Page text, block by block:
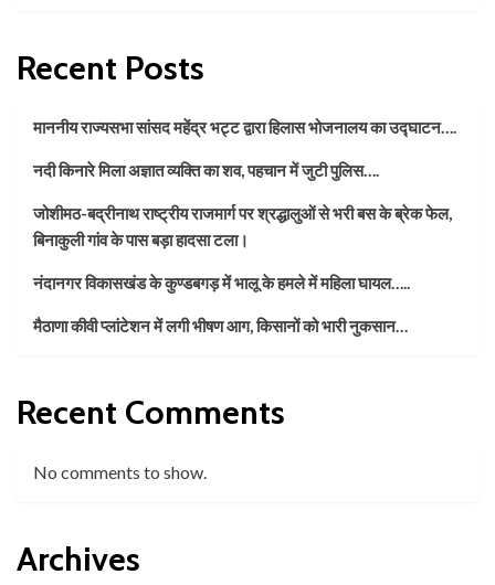
Recent Posts
माननीय राज्यसभा सांसद महेंद्र भट्ट द्वारा हिलास भोजनालय का उद्घाटन….
नदी किनारे मिला अज्ञात व्यक्ति का शव, पहचान में जुटी पुलिस….
जोशीमठ-बद्रीनाथ राष्ट्रीय राजमार्ग पर श्रद्धालुओं से भरी बस के ब्रेक फेल,
बिनाकुली गांव के पास बड़ा हादसा टला।
नंदानगर विकासखंड के कुण्डबगड़ में भालू के हमले में महिला घायल…..
मैठाणा कीवी प्लांटेशन में लगी भीषण आग, किसानों को भारी नुकसान…
Recent Comments
No comments to show.
Archives